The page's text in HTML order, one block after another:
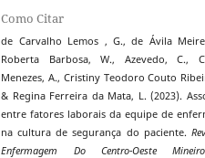
Como Citar
de Carvalho Lemos , G., de Ávila
Roberta Barbosa, W., Azevedo, C.,
Menezes, A., Cristiny Teodoro Couto
& Regina Ferreira da Mata, L. (2023).
entre fatores laborais da equipe de
na cultura de segurança do paciente.
Enfermagem Do Centro-Oeste Mineiro